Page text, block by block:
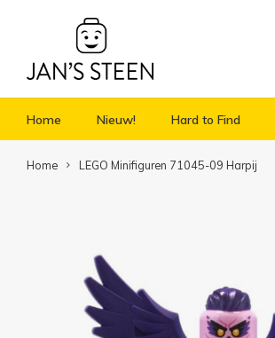
Home Nieuw! Hard to Find
Home LEGO Minifiguren 71045-09 Harpij